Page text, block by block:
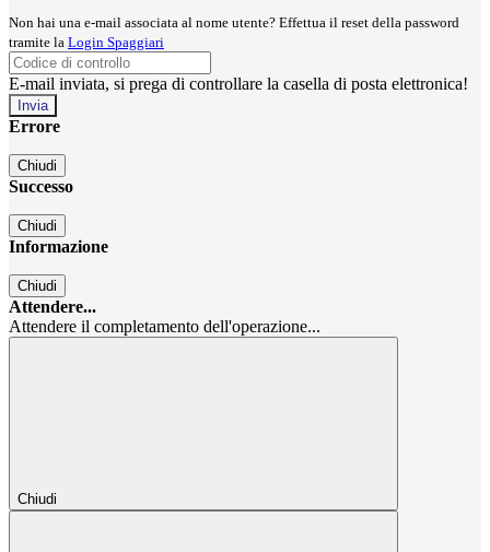
Non hai una e-mail associata al nome utente? Effettua il reset della password
tramite la Login Spaggiari
E-mail inviata, si prega di controllare la casella di posta elettronica!
Errore
Chiudi
Successo
Chiudi
Informazione
Chiudi
Attendere...
Attendere il completamento dell'operazione...
Chiudi